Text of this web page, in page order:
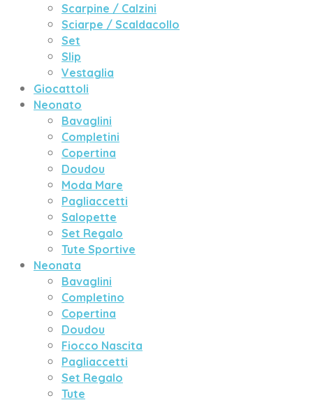
Scarpine / Calzini
Sciarpe / Scaldacollo
Set
Slip
Vestaglia
Giocattoli
Neonato
Bavaglini
Completini
Copertina
Doudou
Moda Mare
Pagliaccetti
Salopette
Set Regalo
Tute Sportive
Neonata
Bavaglini
Completino
Copertina
Doudou
Fiocco Nascita
Pagliaccetti
Set Regalo
Tute